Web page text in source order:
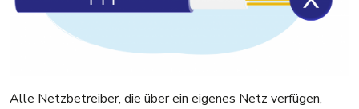
Alle Netzbetreiber, die über ein eigenes Netz verfügen,